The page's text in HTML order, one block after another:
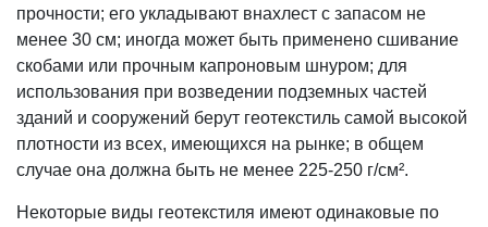
прочности; его укладывают внахлест с запасом не
менее 30 см; иногда может быть применено сшивание
скобами или прочным капроновым шнуром; для
использования при возведении подземных частей
зданий и сооружений берут геотекстиль самой высокой
плотности из всех, имеющихся на рынке; в общем
случае она должна быть не менее 225-250 г/см².
Некоторые виды геотекстиля имеют одинаковые по